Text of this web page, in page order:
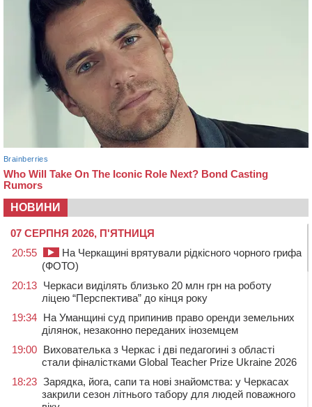
НОВИНИ
07 СЕРПНЯ 2026, П'ЯТНИЦЯ
20:55
На Черкащині врятували рідкісного чорного грифа
(ФОТО)
20:13 Черкаси виділять близько 20 млн грн на роботу
ліцею “Перспектива” до кінця року
19:34 На Уманщині суд припинив право оренди земельних
ділянок, незаконно переданих іноземцем
19:00 Вихователька з Черкас і дві педагогині з області
стали фіналістками Global Teacher Prize Ukraine 2026
18:23 Зарядка, йога, сапи та нові знайомства: у Черкасах
закрили сезон літнього табору для людей поважного